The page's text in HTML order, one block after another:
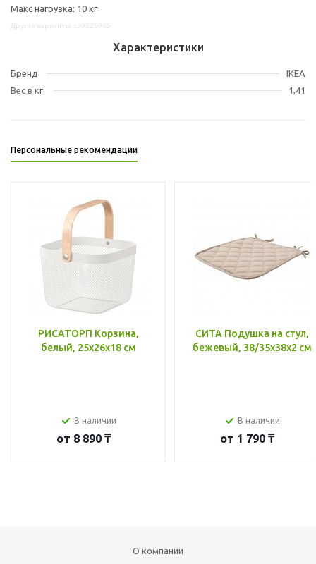
Макс нагрузка: 10 кг
Характеристики
Бренд
IKEA
Вес в кг.
1,41
Персональные рекомендации
РИСАТОРП Корзина,
белый, 25x26x18 см
В наличии
от 8 890 ₸
СИТА Подушка на стул,
бежевый, 38/35x38x2 см
В наличии
от 1 790 ₸
О компании